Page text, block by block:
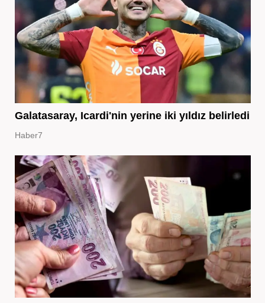
Galatasaray, Icardi'nin yerine iki yıldız belirledi
Haber7